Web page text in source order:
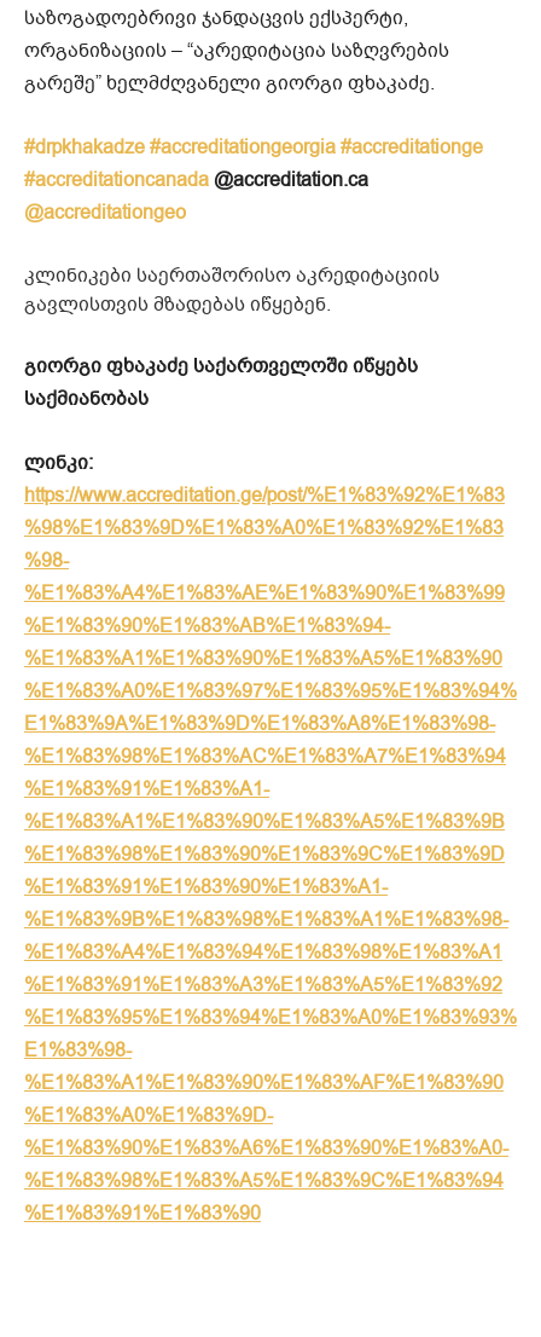
საზოგადოებრივი ჯანდაცვის ექსპერტი,
ორგანიზაციის – “აკრედიტაცია საზღვრების
გარეშე” ხელმძღვანელი გიორგი ფხაკაძე.
#drpkhakadze#accreditationgeorgia#accreditationge
#accreditationcanada @accreditation.ca
@accreditationgeo
კლინიკები საერთაშორისო აკრედიტაციის
გავლისთვის მზადებას იწყებენ.
გიორგი ფხაკაძე საქართველოში იწყებს
საქმიანობას
ლინკი:
https://www.accreditation.ge/post/%E1%83%92%E1%83
%98%E1%83%9D%E1%83%A0%E1%83%92%E1%83
%98-
%E1%83%A4%E1%83%AE%E1%83%90%E1%83%99
%E1%83%90%E1%83%AB%E1%83%94-
%E1%83%A1%E1%83%90%E1%83%A5%E1%83%90
%E1%83%A0%E1%83%97%E1%83%95%E1%83%94%
E1%83%9A%E1%83%9D%E1%83%A8%E1%83%98-
%E1%83%98%E1%83%AC%E1%83%A7%E1%83%94
%E1%83%91%E1%83%A1-
%E1%83%A1%E1%83%90%E1%83%A5%E1%83%9B
%E1%83%98%E1%83%90%E1%83%9C%E1%83%9D
%E1%83%91%E1%83%90%E1%83%A1-
%E1%83%9B%E1%83%98%E1%83%A1%E1%83%98-
%E1%83%A4%E1%83%94%E1%83%98%E1%83%A1
%E1%83%91%E1%83%A3%E1%83%A5%E1%83%92
%E1%83%95%E1%83%94%E1%83%A0%E1%83%93%
E1%83%98-
%E1%83%A1%E1%83%90%E1%83%AF%E1%83%90
%E1%83%A0%E1%83%9D-
%E1%83%90%E1%83%A6%E1%83%90%E1%83%A0-
%E1%83%98%E1%83%A5%E1%83%9C%E1%83%94
%E1%83%91%E1%83%90